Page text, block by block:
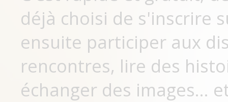
déjà choisi de s'inscrire
ensuite participer aux
rencontres, lire des
échanger des images...